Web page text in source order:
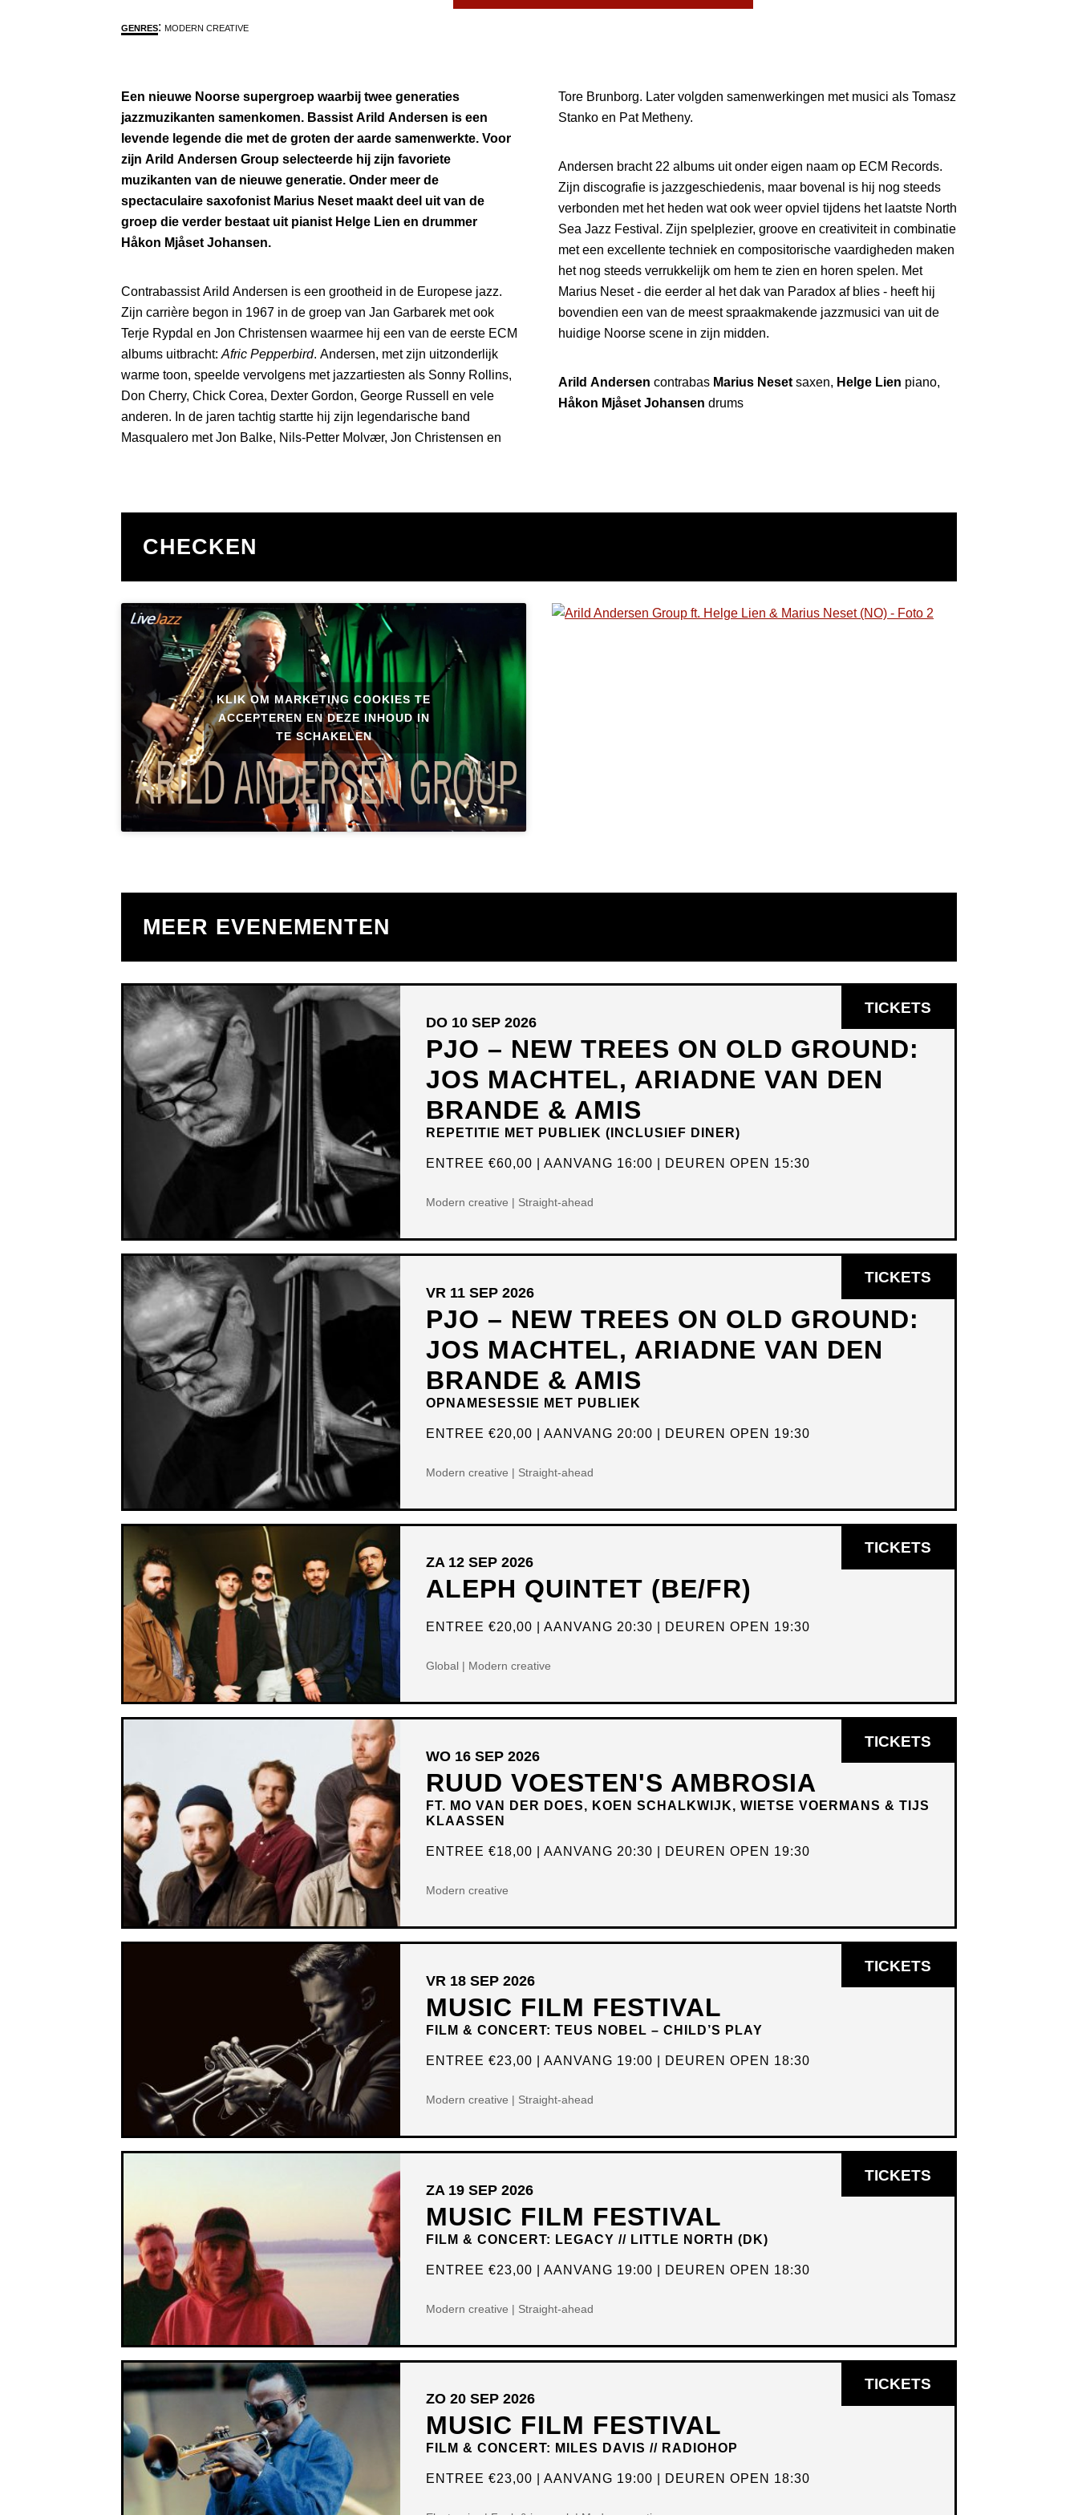
GENRES: MODERN CREATIVE
Een nieuwe Noorse supergroep waarbij twee generaties
jazzmuzikanten samenkomen. Bassist Arild Andersen is een
levende legende die met de groten der aarde samenwerkte. Voor
zijn Arild Andersen Group selecteerde hij zijn favoriete
muzikanten van de nieuwe generatie. Onder meer de
spectaculaire saxofonist Marius Neset maakt deel uit van de
groep die verder bestaat uit pianist Helge Lien en drummer
Håkon Mjåset Johansen.
Contrabassist Arild Andersen is een grootheid in de Europese jazz.
Zijn carrière begon in 1967 in de groep van Jan Garbarek met ook
Terje Rypdal en Jon Christensen waarmee hij een van de eerste ECM
albums uitbracht: Afric Pepperbird. Andersen, met zijn uitzonderlijk
warme toon, speelde vervolgens met jazzartiesten als Sonny Rollins,
Don Cherry, Chick Corea, Dexter Gordon, George Russell en vele
anderen. In de jaren tachtig startte hij zijn legendarische band
Masqualero met Jon Balke, Nils-Petter Molvær, Jon Christensen en
Tore Brunborg. Later volgden samenwerkingen met musici als Tomasz
Stanko en Pat Metheny.
Andersen bracht 22 albums uit onder eigen naam op ECM Records.
Zijn discografie is jazzgeschiedenis, maar bovenal is hij nog steeds
verbonden met het heden wat ook weer opviel tijdens het laatste North
Sea Jazz Festival. Zijn spelplezier, groove en creativiteit in combinatie
met een excellente techniek en compositorische vaardigheden maken
het nog steeds verrukkelijk om hem te zien en horen spelen. Met
Marius Neset - die eerder al het dak van Paradox af blies - heeft hij
bovendien een van de meest spraakmakende jazzmusici van uit de
huidige Noorse scene in zijn midden.
Arild Andersen contrabas Marius Neset saxen, Helge Lien piano,
Håkon Mjåset Johansen drums
CHECKEN
KLIK OM MARKETING COOKIES TE
ACCEPTEREN EN DEZE INHOUD IN
TE SCHAKELEN
MEER EVENEMENTEN
PJO – NEW TREES ON OLD GROUND:
JOS MACHTEL, ARIADNE VAN DEN
BRANDE & AMIS
REPETITIE MET PUBLIEK (INCLUSIEF DINER)
DO 10 SEP 2026
ENTREE€60,00 AANVANG 16:00 DEUREN OPEN 15:30
Modern creative | Straight-ahead
TICKETS
IN
PJO – NEW TREES ON OLD GROUND:
JOS MACHTEL, ARIADNE VAN DEN
BRANDE & AMIS
OPNAMESESSIE MET PUBLIEK
VR 11 SEP 2026
ENTREE€20,00 AANVANG 20:00 DEUREN OPEN 19:30
Modern creative | Straight-ahead
TICKETS
IN
ALEPH QUINTET (BE/FR)
ZA 12 SEP 2026
ENTREE€20,00 AANVANG 20:30 DEUREN OPEN 19:30
Global | Modern creative
TICKETS
IN
RUUD VOESTEN'S AMBROSIA
FT. MO VAN DER DOES, KOEN SCHALKWIJK, WIETSE VOERMANS & TIJS
KLAASSEN
WO 16 SEP 2026
ENTREE€18,00 AANVANG 20:30 DEUREN OPEN 19:30
Modern creative
TICKETS
IN
MUSIC FILM FESTIVAL
FILM & CONCERT: TEUS NOBEL – CHILD’S PLAY
VR 18 SEP 2026
ENTREE€23,00 AANVANG 19:00 DEUREN OPEN 18:30
Modern creative | Straight-ahead
TICKETS
IN
MUSIC FILM FESTIVAL
FILM & CONCERT: LEGACY // LITTLE NORTH (DK)
ZA 19 SEP 2026
ENTREE€23,00 AANVANG 19:00 DEUREN OPEN 18:30
Modern creative | Straight-ahead
TICKETS
IN
MUSIC FILM FESTIVAL
FILM & CONCERT: MILES DAVIS // RADIOHOP
ZO 20 SEP 2026
ENTREE€23,00 AANVANG 19:00 DEUREN OPEN 18:30
TICKETS
IN